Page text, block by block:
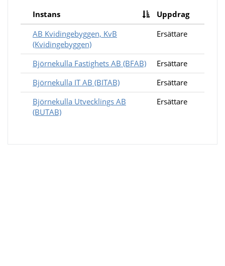
Instans
Uppdrag
AB Kvidingebyggen, KvB
(Kvidingebyggen)
Ersättare
Björnekulla Fastighets AB (BFAB)
Ersättare
Björnekulla IT AB (BITAB)
Ersättare
Björnekulla Utvecklings AB
(BUTAB)
Ersättare